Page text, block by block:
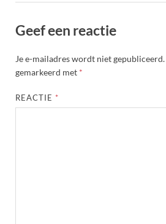
Geef een reactie
Je e-mailadres wordt niet gepubliceerd.
gemarkeerd met *
REACTIE *